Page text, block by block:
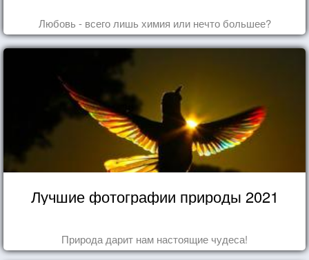
Любовь - всего лишь химия или нечто большее?
Лучшие фотографии природы 2021
Природа дарит нам настоящие чудеса!